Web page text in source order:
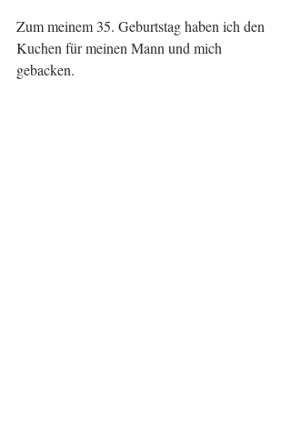
Zum meinem 35. Geburtstag haben ich den
Kuchen für meinen Mann und mich
gebacken.